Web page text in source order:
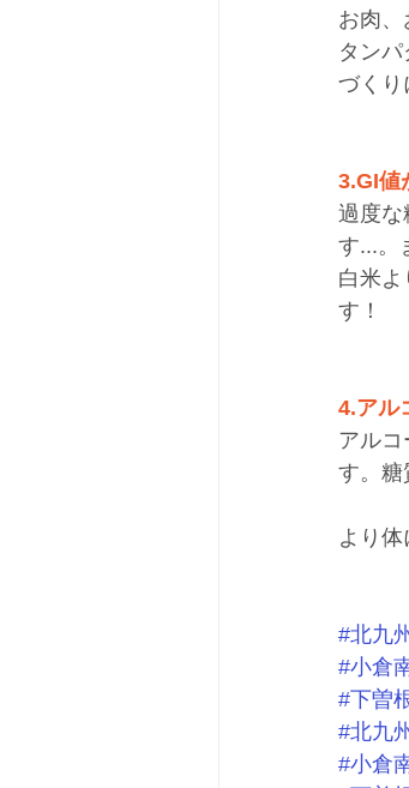
お肉、
タン
づくり
3.GI値
過度な
す...。
白米
す！
4.アル
アルコ
す。糖
より
#北九
#小倉
#下曽
#北九
#小倉